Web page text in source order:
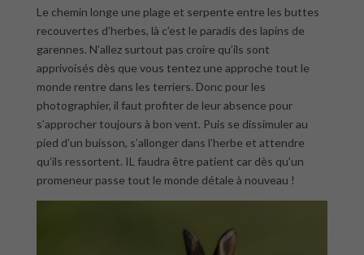
Le chemin longe une plage et serpente entre les buttes
recouvertes d’herbes, là c’est le paradis des lapins de
garennes. N’allez surtout pas croire qu’ils sont
apprivoisés dès que vous tentez une approche tout le
monde rentre dans les terriers. Donc pour les
photographier, il faut profiter de leur absence pour
s’approcher toujours à bon vent. Puis se dissimuler au
pied d’un buisson, s’allonger dans l’herbe et attendre
qu’ils ressortent. IL faudra être patient car dès qu’un
promeneur passe tout le monde détale à nouveau !